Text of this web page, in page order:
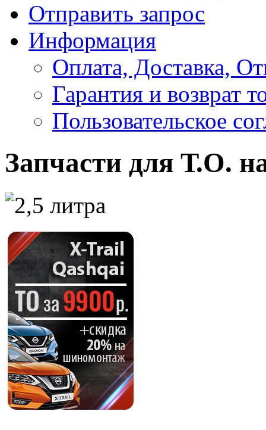
Отправить запрос
Информация
Оплата, Доставка,
Гарантия и возврат
Пользовательское
Запчасти для Т.О.